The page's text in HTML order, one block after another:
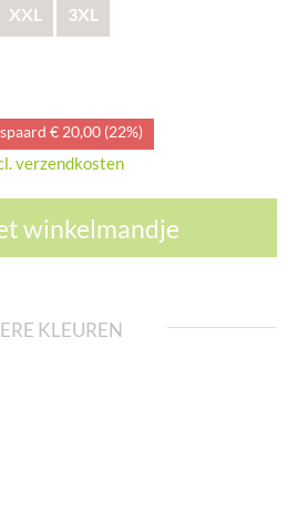
XXL 3XL
€ 20,00 (22%)
verzendkosten
winkelmandje
KLEUREN